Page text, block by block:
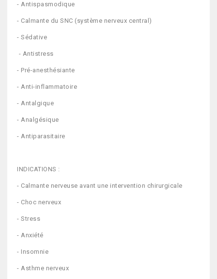
- Antispasmodique
- Calmante du SNC (système nerveux central)
- Sédative
- Antistress
- Pré-anesthésiante
- Anti-inflammatoire
- Antalgique
- Analgésique
- Antiparasitaire
INDICATIONS :
- Calmante nerveuse avant une intervention chirurgicale
- Choc nerveux
- Stress
- Anxiété
- Insomnie
- Asthme nerveux